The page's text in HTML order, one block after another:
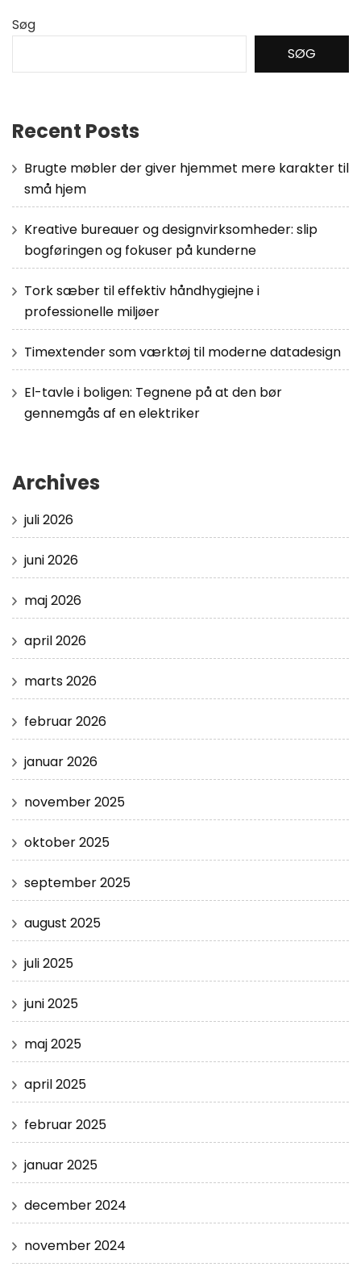
Søg
SØG
Recent Posts
Brugte møbler der giver hjemmet mere karakter til
små hjem
Kreative bureauer og designvirksomheder: slip
bogføringen og fokuser på kunderne
Tork sæber til effektiv håndhygiejne i
professionelle miljøer
Timextender som værktøj til moderne datadesign
El-tavle i boligen: Tegnene på at den bør
gennemgås af en elektriker
Archives
juli 2026
juni 2026
maj 2026
april 2026
marts 2026
februar 2026
januar 2026
november 2025
oktober 2025
september 2025
august 2025
juli 2025
juni 2025
maj 2025
april 2025
februar 2025
januar 2025
december 2024
november 2024